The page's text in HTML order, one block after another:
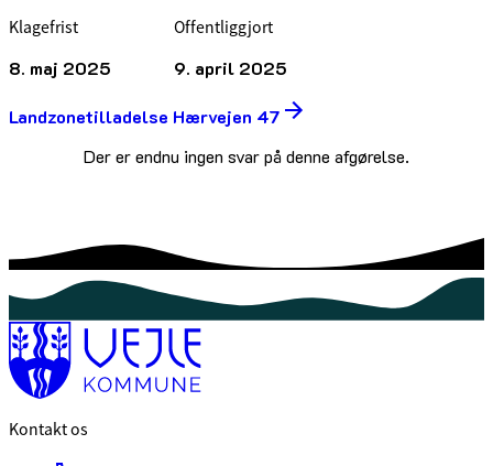
Klagefrist
8. maj 2025
Offentliggjort
9. april 2025
Landzonetilladelse Hærvejen 47
Der er endnu ingen svar på denne afgørelse.
Kontakt os